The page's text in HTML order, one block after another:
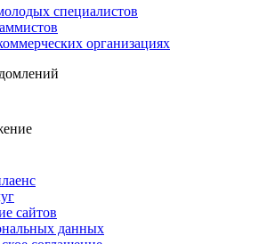
специалистов
организациях
сайтов
данных